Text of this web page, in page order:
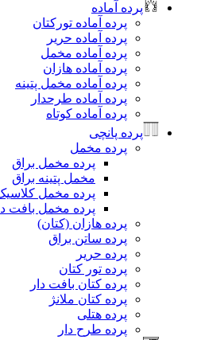
پرده آماده
پرده آماده تورکتان
پرده آماده حریر
پرده آماده مخمل
پرده آماده هازان
پرده آماده مخمل پتینه
پرده آماده طرحدار
پرده آماده کوتاه
پرده پانچی
پرده مخمل
پرده مخمل براق
مخمل پتینه براق
پرده مخمل کلاسیک
پرده مخمل بافت دار
پرده هازان (کتان)
پرده ساتن براق
پرده حریر
پرده تور کتان
پرده کتان بافت دار
پرده کتان ملانژ
پرده هتلی
پرده طرح دار